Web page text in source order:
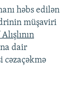
həbs edilən
müşaviri
dair
cəzaçəkmə